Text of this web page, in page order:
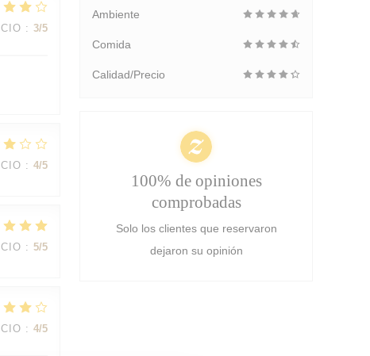
: 3/5
: 4/5
: 5/5
: 4/5
Ambiente
Comida
Calidad/Precio
100% de opiniones
comprobadas
Solo los clientes que reservaron
dejaron su opinión